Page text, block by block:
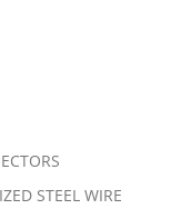
STEEL WIRE